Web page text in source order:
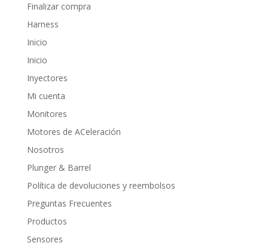
Finalizar compra
Harness
Inicio
Inicio
Inyectores
Mi cuenta
Monitores
Motores de ACeleración
Nosotros
Plunger & Barrel
Política de devoluciones y reembolsos
Preguntas Frecuentes
Productos
Sensores